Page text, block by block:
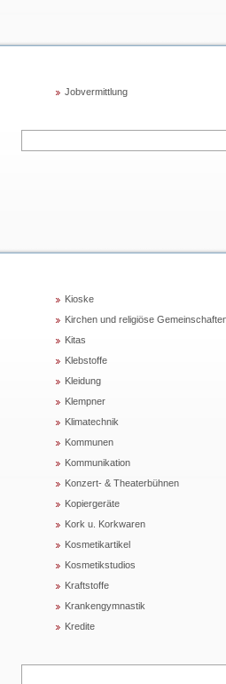
Jobvermittlung
Kioske
Kirchen und religiöse
Kitas
Klebstoffe
Kleidung
Klempner
Klimatechnik
Kommunen
Kommunikation
Konzert- & Theaterbühnen
Kopiergeräte
Kork u. Korkwaren
Kosmetikartikel
Kosmetikstudios
Kraftstoffe
Krankengymnastik
Kredite